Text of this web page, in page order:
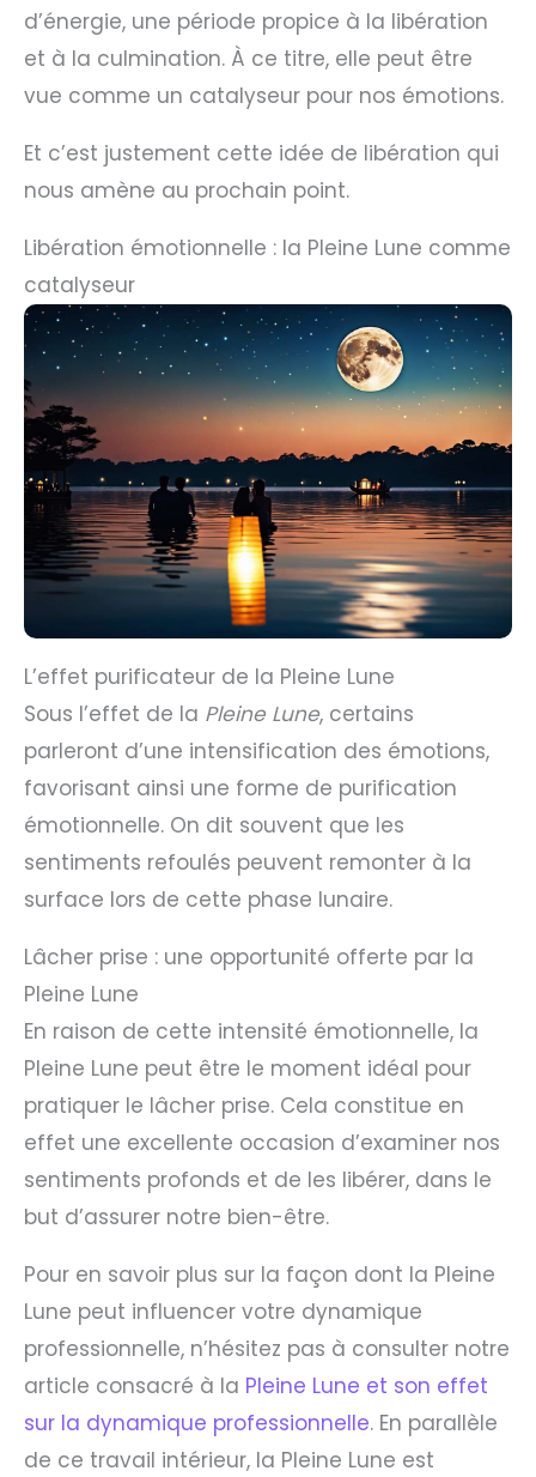
d’énergie, une période propice à la libération
et à la culmination. À ce titre, elle peut être
vue comme un catalyseur pour nos émotions.
Et c’est justement cette idée de libération qui
nous amène au prochain point.
Libération émotionnelle : la Pleine Lune comme
catalyseur
L’effet purificateur de la Pleine Lune
Sous l’effet de la Pleine Lune, certains
parleront d’une intensification des émotions,
favorisant ainsi une forme de purification
émotionnelle. On dit souvent que les
sentiments refoulés peuvent remonter à la
surface lors de cette phase lunaire.
Lâcher prise : une opportunité offerte par la
Pleine Lune
En raison de cette intensité émotionnelle, la
Pleine Lune peut être le moment idéal pour
pratiquer le lâcher prise. Cela constitue en
effet une excellente occasion d’examiner nos
sentiments profonds et de les libérer, dans le
but d’assurer notre bien-être.
Pour en savoir plus sur la façon dont la Pleine
Lune peut influencer votre dynamique
professionnelle, n’hésitez pas à consulter notre
article consacré à la Pleine Lune et son effet
sur la dynamique professionnelle. En parallèle
de ce travail intérieur, la Pleine Lune est